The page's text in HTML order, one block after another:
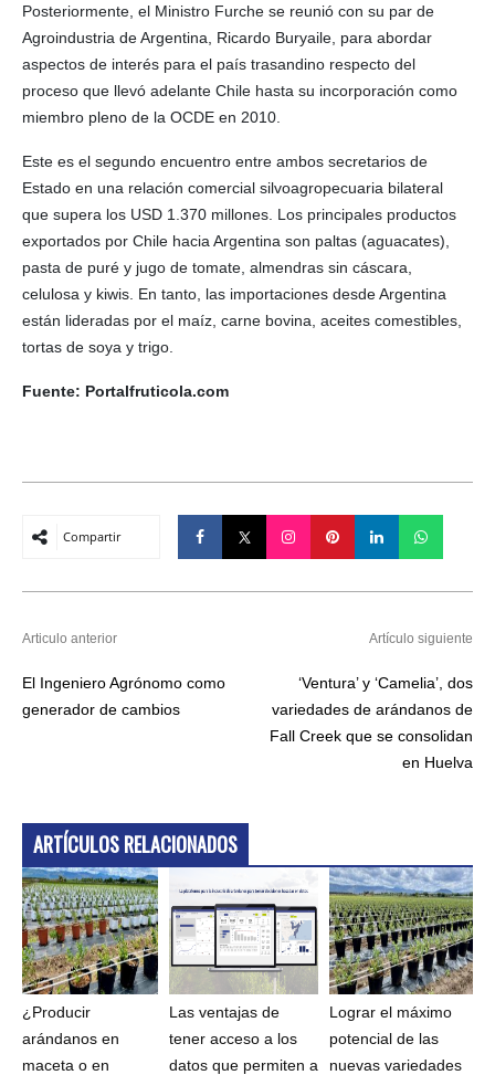
Posteriormente, el Ministro Furche se reunió con su par de
Agroindustria de Argentina, Ricardo Buryaile, para abordar
aspectos de interés para el país trasandino respecto del
proceso que llevó adelante Chile hasta su incorporación como
miembro pleno de la OCDE en 2010.
Este es el segundo encuentro entre ambos secretarios de
Estado en una relación comercial silvoagropecuaria bilateral
que supera los USD 1.370 millones. Los principales productos
exportados por Chile hacia Argentina son paltas (aguacates),
pasta de puré y jugo de tomate, almendras sin cáscara,
celulosa y kiwis. En tanto, las importaciones desde Argentina
están lideradas por el maíz, carne bovina, aceites comestibles,
tortas de soya y trigo.
Fuente: Portalfruticola.com
Compartir
Articulo anterior
El Ingeniero Agrónomo como
generador de cambios
Artículo siguiente
‘Ventura’ y ‘Camelia’, dos
variedades de arándanos de
Fall Creek que se consolidan
en Huelva
ARTÍCULOS RELACIONADOS
¿Producir
arándanos en
maceta o en
Las ventajas de
tener acceso a los
datos que permiten a
Lograr el máximo
potencial de las
nuevas variedades